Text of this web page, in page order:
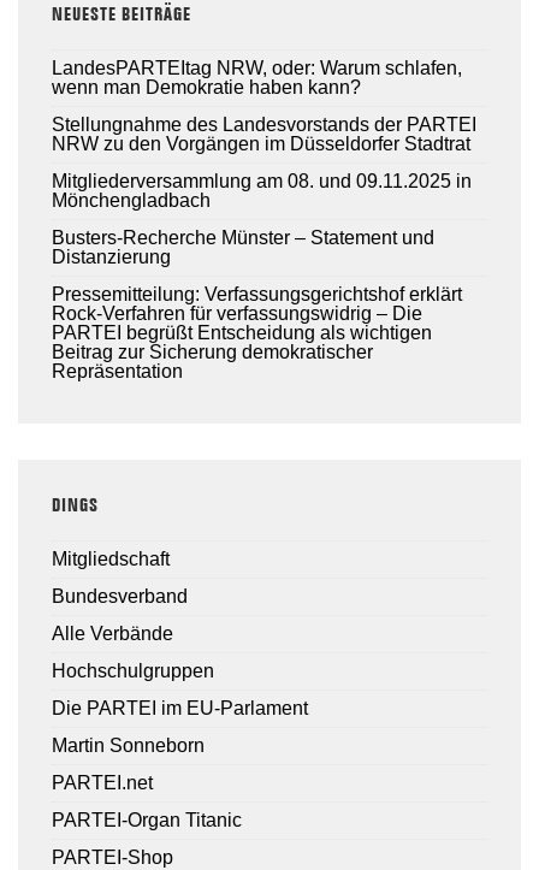
NEUESTE BEITRÄGE
LandesPARTEItag NRW, oder: Warum schlafen,
wenn man Demokratie haben kann?
Stellungnahme des Landesvorstands der PARTEI
NRW zu den Vorgängen im Düsseldorfer Stadtrat
Mitgliederversammlung am 08. und 09.11.2025 in
Mönchengladbach
Busters-Recherche Münster – Statement und
Distanzierung
Pressemitteilung: Verfassungsgerichtshof erklärt
Rock-Verfahren für verfassungswidrig – Die
PARTEI begrüßt Entscheidung als wichtigen
Beitrag zur Sicherung demokratischer
Repräsentation
DINGS
Mitgliedschaft
Bundesverband
Alle Verbände
Hochschulgruppen
Die PARTEI im EU-Parlament
Martin Sonneborn
PARTEI.net
PARTEI-Organ Titanic
PARTEI-Shop